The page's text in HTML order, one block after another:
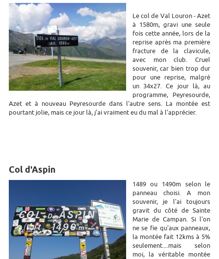
Le col de Val Louron - Azet
à 1580m, gravi une seule
fois cette année, lors de la
reprise après ma première
fracture de la clavicule,
avec mon club. Cruel
souvenir, car bien trop dur
pour une reprise, malgré
un 34x27. Ce jour là, au
programme, Peyresourde,
Azet et à nouveau Peyresourde dans l'autre sens. La montée est
pourtant jolie, mais ce jour là, j'ai vraiment eu du mal à l'apprécier.
Col d'Aspin
1489 ou 1490m selon le
panneau choisi. A mon
souvenir, je l'ai toujours
gravit du côté de Sainte
Marie de Campan. Si l'on
ne se fie qu'aux panneaux,
la montée fait 12kms à 5%
seulement....mais selon
moi, la véritable montée